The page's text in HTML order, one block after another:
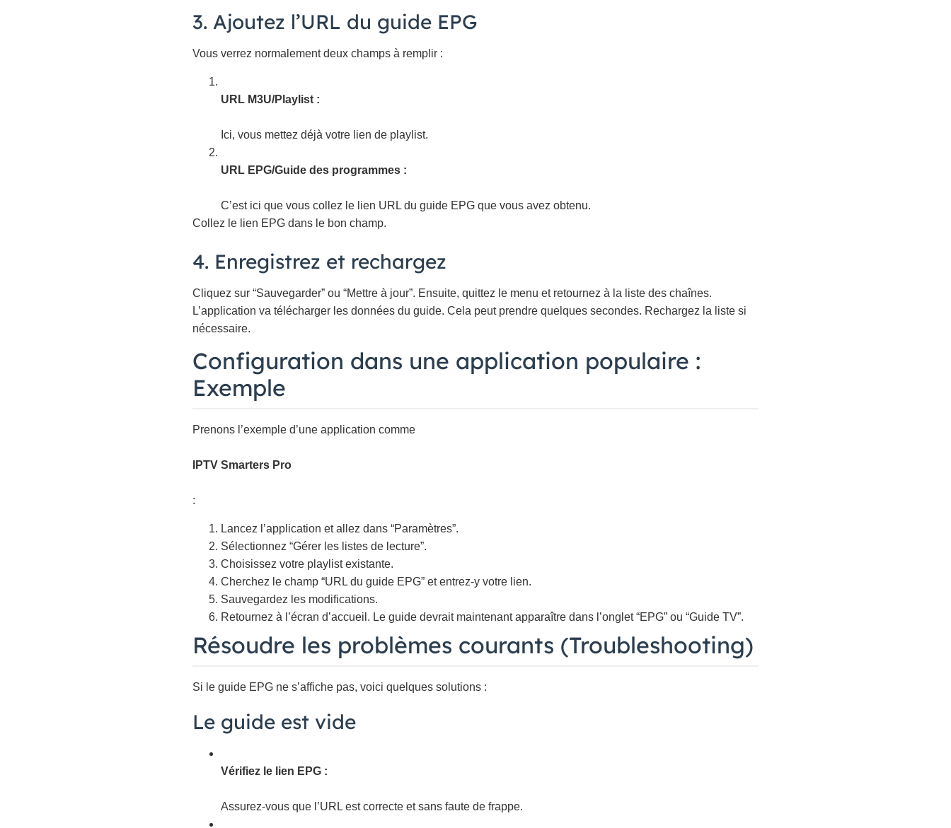
3. Ajoutez l’URL du guide EPG
Vous verrez normalement deux champs à remplir :
URL M3U/Playlist :
Ici, vous mettez déjà votre lien de playlist.
URL EPG/Guide des programmes :
C’est ici que vous collez le lien URL du guide EPG que vous avez obtenu.
Collez le lien EPG dans le bon champ.
4. Enregistrez et rechargez
Cliquez sur “Sauvegarder” ou “Mettre à jour”. Ensuite, quittez le menu et retournez à la liste des chaînes.
L’application va télécharger les données du guide. Cela peut prendre quelques secondes. Rechargez la liste si
nécessaire.
Configuration dans une application populaire :
Exemple
Prenons l’exemple d’une application comme
IPTV Smarters Pro
:
Lancez l’application et allez dans “Paramètres”.
Sélectionnez “Gérer les listes de lecture”.
Choisissez votre playlist existante.
Cherchez le champ “URL du guide EPG” et entrez-y votre lien.
Sauvegardez les modifications.
Retournez à l’écran d’accueil. Le guide devrait maintenant apparaître dans l’onglet “EPG” ou “Guide TV”.
Résoudre les problèmes courants (Troubleshooting)
Si le guide EPG ne s’affiche pas, voici quelques solutions :
Le guide est vide
Vérifiez le lien EPG :
Assurez-vous que l’URL est correcte et sans faute de frappe.